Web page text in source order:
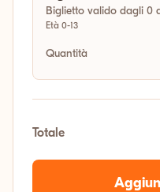
Biglietto valido dagli 0
Età 0-13
Quantità
Totale